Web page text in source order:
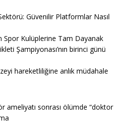
Güvenilir Platformlar Nasıl
Spor Kulüplerine Tam Dayanak
Şampiyonası’nın birinci günü
hareketliliğine anlık müdahale
ameliyatı sonrası ölümde “doktor